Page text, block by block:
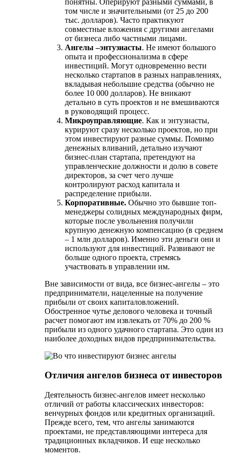
том числе и значительными (от 25 до 200
тыс. долларов). Часто практикуют
совместные вложения с другими ангелами
от бизнеса либо частными лицами.
Ангелы –энтузиасты. Не имеют большого
опыта и профессионализма в сфере
инвестиций. Могут одновременно вести
несколько стартапов в разных направлениях,
вкладывая небольшие средства (обычно не
более 10 000 долларов). Не вникают
детально в суть проектов и не вмешиваются
в руководящий процесс.
Микроуправляющие. Как и энтузиасты,
курируют сразу несколько проектов, но при
этом инвестируют разные суммы. Помимо
денежных вливаний, детально изучают
бизнес-план стартапа, претендуют на
управленческие должности и долю в совете
директоров, за счет чего лучше
контролируют расход капитала и
распределение прибыли.
Корпоративные. Обычно это бывшие топ-
менеджеры солидных международных фирм,
которые после увольнения получили
крупную денежную компенсацию (в среднем
– 1 млн долларов). Именно эти деньги они и
используют для инвестиций. Развивают не
больше одного проекта, стремясь
участвовать в управлении им.
Вне зависимости от вида, все бизнес-ангелы – это
предприниматели, нацеленные на получение
прибыли от своих капиталовложений.
Обостренное чутье делового человека и точный
расчет помогают им извлекать от 70% до 200 %
прибыли из одного удачного стартапа. Это один из
наиболее доходных видов предпринимательства.
Отличия ангелов бизнеса от инвесторов
Деятельность бизнес-ангелов имеет несколько
отличий от работы классических инвесторов:
венчурных фондов или кредитных организаций.
Прежде всего, тем, что ангелы занимаются
проектами, не представляющими интереса для
традиционных вкладчиков. И еще несколько
моментов.